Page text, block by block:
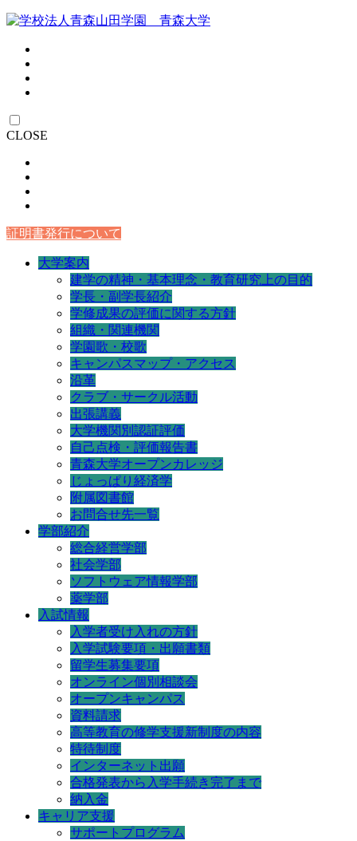
CLOSE
証明書発行について
大学案内
建学の精神・基本理念・教育研究上の目的
学長・副学長紹介
学修成果の評価に関する方針
組織・関連機関
学園歌・校歌
キャンパスマップ・アクセス
沿革
クラブ・サークル活動
出張講義
大学機関別認証評価
自己点検・評価報告書
青森大学オープンカレッジ
じょっぱり経済学
附属図書館
お問合せ先一覧
学部紹介
総合経営学部
社会学部
ソフトウェア情報学部
薬学部
入試情報
入学者受け入れの方針
入学試験要項・出願書類
留学生募集要項
オンライン個別相談会
オープンキャンパス
資料請求
高等教育の修学支援新制度の内容
特待制度
インターネット出願
合格発表から入学手続き完了まで
納入金
キャリア支援
サポートプログラム